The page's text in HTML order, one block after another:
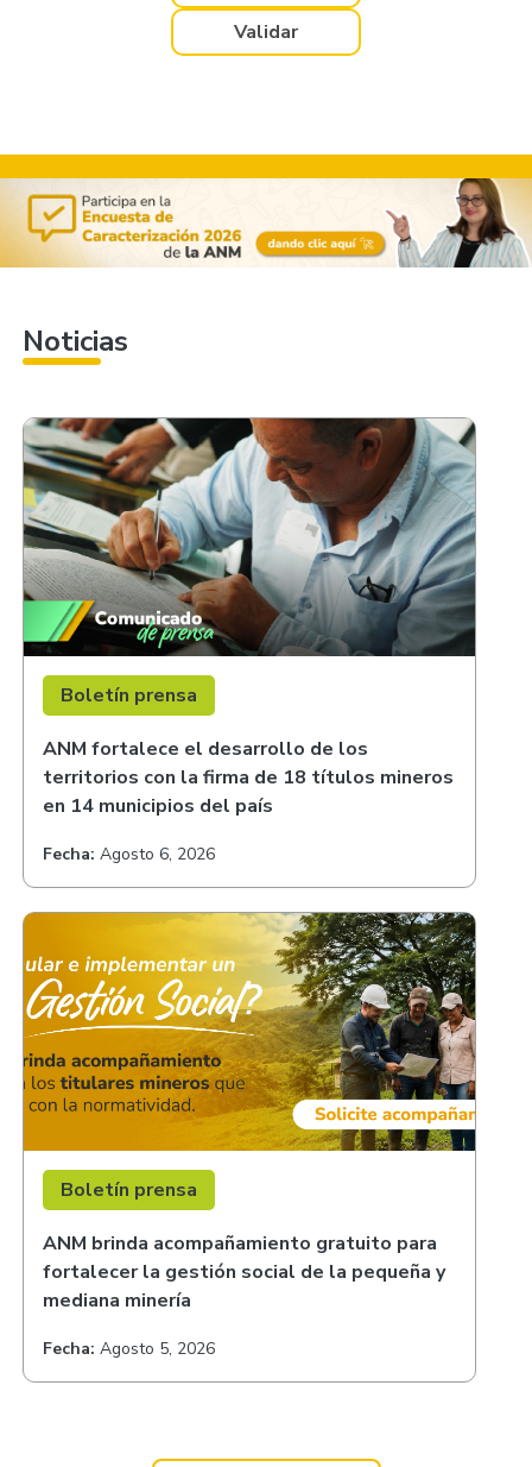
Validar
Noticias
Boletín prensa
ANM fortalece el desarrollo de los
territorios con la firma de 18 títulos mineros
en 14 municipios del país
Fecha: Agosto 6, 2026
Boletín prensa
ANM brinda acompañamiento gratuito para
fortalecer la gestión social de la pequeña y
mediana minería
Fecha: Agosto 5, 2026